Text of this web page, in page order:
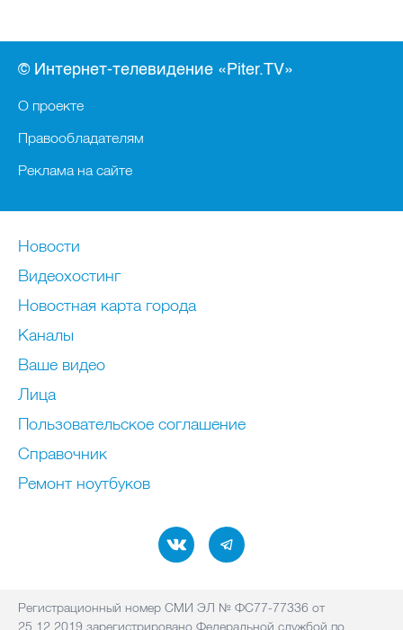
© Интернет-телевидение «Piter.TV»
О проекте
Правообладателям
Реклама на сайте
Новости
Видеохостинг
Новостная карта города
Каналы
Ваше видео
Лица
Пользовательское соглашение
Справочник
Ремонт нoутбуков
Регистрационный номер СМИ ЭЛ № ФС77-77336 от
25.12.2019 зарегистрировано Федеральной службой по